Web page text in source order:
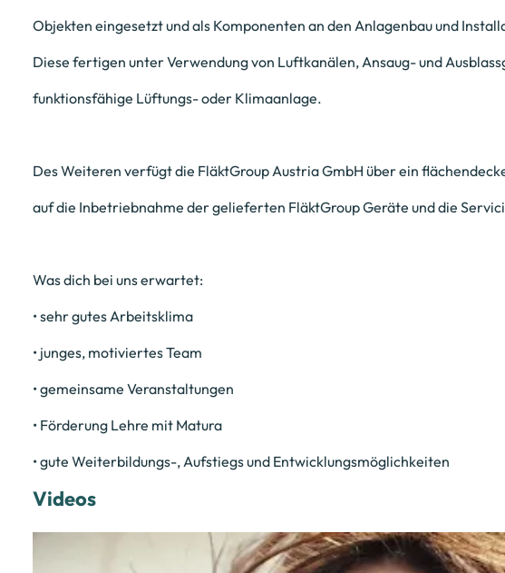
Objekten eingesetzt und als Komponenten an den Anlagenbau und
Diese fertigen unter Verwendung von Luftkanälen, Ansaug- und
funktionsfähige Lüftungs- oder Klimaanlage.
Des Weiteren verfügt die FläktGroup Austria GmbH über ein
auf die Inbetriebnahme der gelieferten FläktGroup Geräte und die
Was dich bei uns erwartet:
• sehr gutes Arbeitsklima
• junges, motiviertes Team
• gemeinsame Veranstaltungen
• Förderung Lehre mit Matura
• gute Weiterbildungs-, Aufstiegs und Entwicklungsmöglichkeiten
Videos